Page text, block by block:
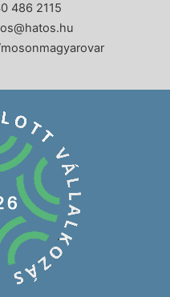
486 2115